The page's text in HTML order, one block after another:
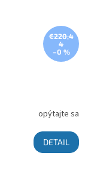
€220,4
4
–0 %
opýtajte sa
DETAIL